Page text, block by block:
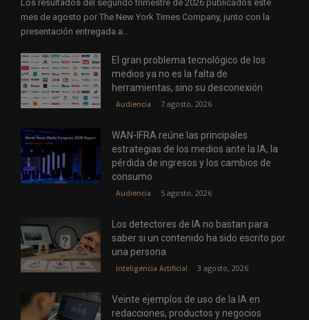
Los resultados del segundo trimestre de 2026 publicados este
mes de agosto por The New York Times Company, junto con la
presentación entregada a...
El gran problema tecnológico de los
medios ya no es la falta de
herramientas, sino su desconexión
Audiencia 7 agosto, 2026
WAN-IFRA reúne las principales
estrategias de los medios ante la IA, la
pérdida de ingresos y los cambios de
consumo
Audiencia 5 agosto, 2026
Los detectores de IA no bastan para
saber si un contenido ha sido escrito por
una persona
Inteligencia Artificial 3 agosto, 2026
Veinte ejemplos de uso de la IA en
redacciones, productos y negocios